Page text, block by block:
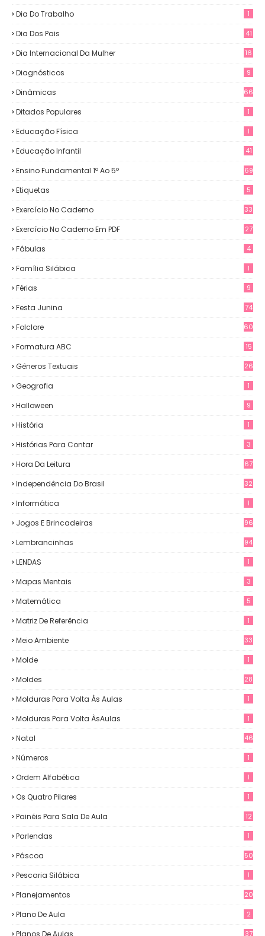
Dia Do Trabalho 1
Dia Dos Pais 41
Dia Internacional Da Mulher 16
Diagnósticos 9
Dinâmicas 66
Ditados Populares 1
Educação Física 1
Educação Infantil 41
Ensino Fundamental 1º Ao 5º 69
Etiquetas 5
Exercício No Caderno 33
Exercício No Caderno Em PDF 27
Fábulas 4
Família Silábica 1
Férias 9
Festa Junina 74
Folclore 60
Formatura ABC 15
Gêneros Textuais 26
Geografia 1
Halloween 9
História 1
Histórias Para Contar 3
Hora Da Leitura 67
Independência Do Brasil 32
Informática 1
Jogos E Brincadeiras 96
Lembrancinhas 94
LENDAS 1
Mapas Mentais 3
Matemática 5
Matriz De Referência 1
Meio Ambiente 33
Molde 1
Moldes 28
Molduras Para Volta Às Aulas 1
Molduras Para Volta ÀsAulas 1
Natal 46
Números 1
Ordem Alfabética 1
Os Quatro Pilares 1
Painéis Para Sala De Aula
12
Parlendas 1
Páscoa 50
Pescaria Silábica 1
Planejamentos 20
Plano De Aula 2
Planos De Aulas 37